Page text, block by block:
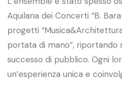
Aquilana dei Concerti “B.
progetti
portata di mano”, riportando
successo di pubblico. Ogni
un’esperienza unica e